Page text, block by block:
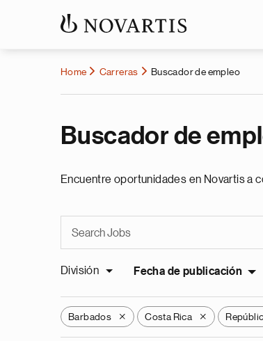
Home Carreras Buscador de empleo
Buscador de
Encuentre oportunidades en Novartis a
División Fecha de publicación
Barbados X Costa Rica X